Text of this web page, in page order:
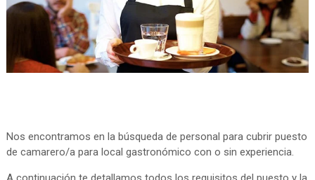
Nos encontramos en la búsqueda de personal para cubrir puesto
de camarero/a para local gastronómico con o sin experiencia.